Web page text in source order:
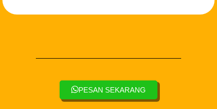
PESAN SEKARANG